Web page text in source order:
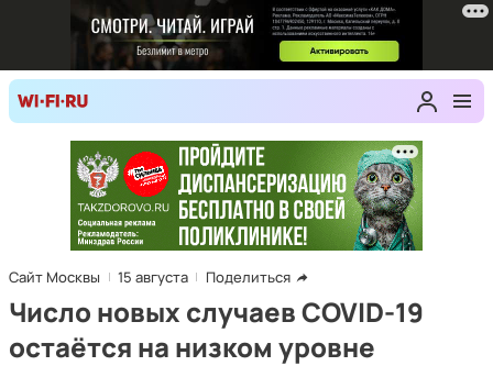
Сайт Москвы 15 августа Поделиться
Число новых случаев COVID-19
остаётся на низком уровне